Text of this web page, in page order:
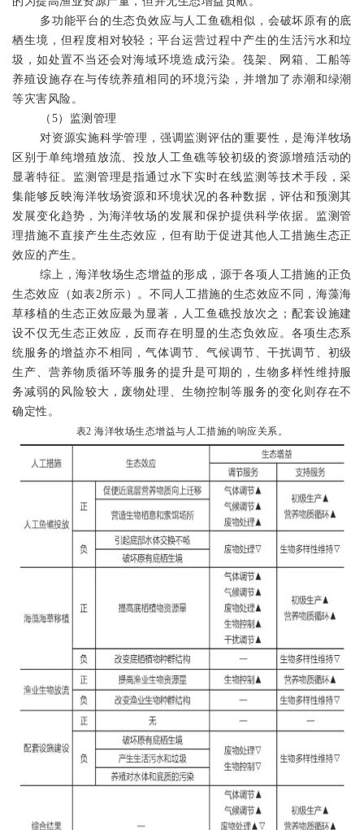
多功能平台的生态负效应与人工鱼礁相似，会破坏原有的底
栖生境 ， 但程度相对较轻；平台运营过程中产生的生活污水和垃
圾，如处置不当还会对海域环境造成污染。筏架、网箱、工船等
养殖设施存在与传统养殖相同 的环境污染 ， 并增加了赤潮和绿潮
等灾害风险。
（ 5）监测管理
对资源实施科学管理，强调监测评估的重要性，是海洋牧场
区别于单纯增殖放流、投放人工鱼礁等较初级的资源增殖活动的
显著特征。监测管理是指通过水下实时在线监测等技术手段，采
集能够反映海洋牧场资源和环境状况的各种数据，评估和预测其
发展变化趋势，为海洋牧场的发展和保护提供科学依据。监测管
理措施不直接产生生态效应，但有助于促进其他人工措施生态正
效应的产生。
综上，海洋牧场生态增益的形成，源于各项人工措施的正负
生态效应（如表2所示）。不同人工措施的生态效应不同，海藻海
草移植的生态正效应最为显著，人工鱼礁投放次之；配套设施建
设不仅无生态正效应，反而存在明显的生态负效应。各项生态系
统服务的增益亦不相同，气体调节、气候调节、干扰调节、初级
生产、营养物质循环等服务的提升是可期的，生物多样性维持服
务减弱的风险较大，废物处理、生物控制等服务的变化则存在不
确定性。
表2 海洋牧场生态增益与人工措施的响应关系。